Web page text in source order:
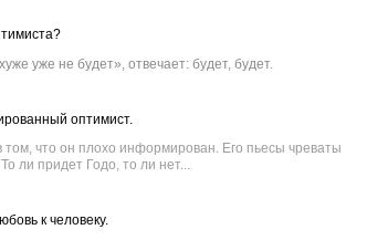
уже не будет», отвечает: будет, будет.
оптимист.
том, что он плохо информирован. Его пьесы чреваты
ли придет Годо, то ли нет...
к человеку.